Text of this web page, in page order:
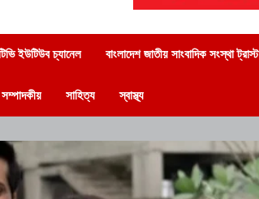
ইউটিউব চ্যানেল বাংলাদেশ জাতীয় সাংবাদিক সংস্থা ট্রাস্ট
সম্পাদকীয় সাহিত্য স্বাস্থ্য